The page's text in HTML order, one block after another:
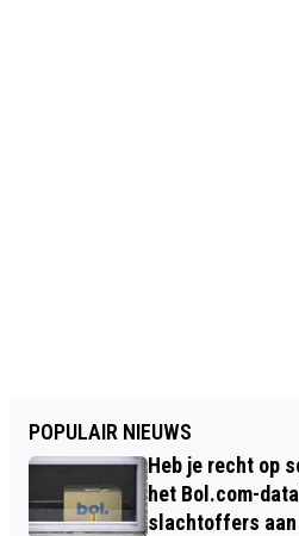
POPULAIR NIEUWS
Heb je recht op
het Bol.com-
slachtoffers